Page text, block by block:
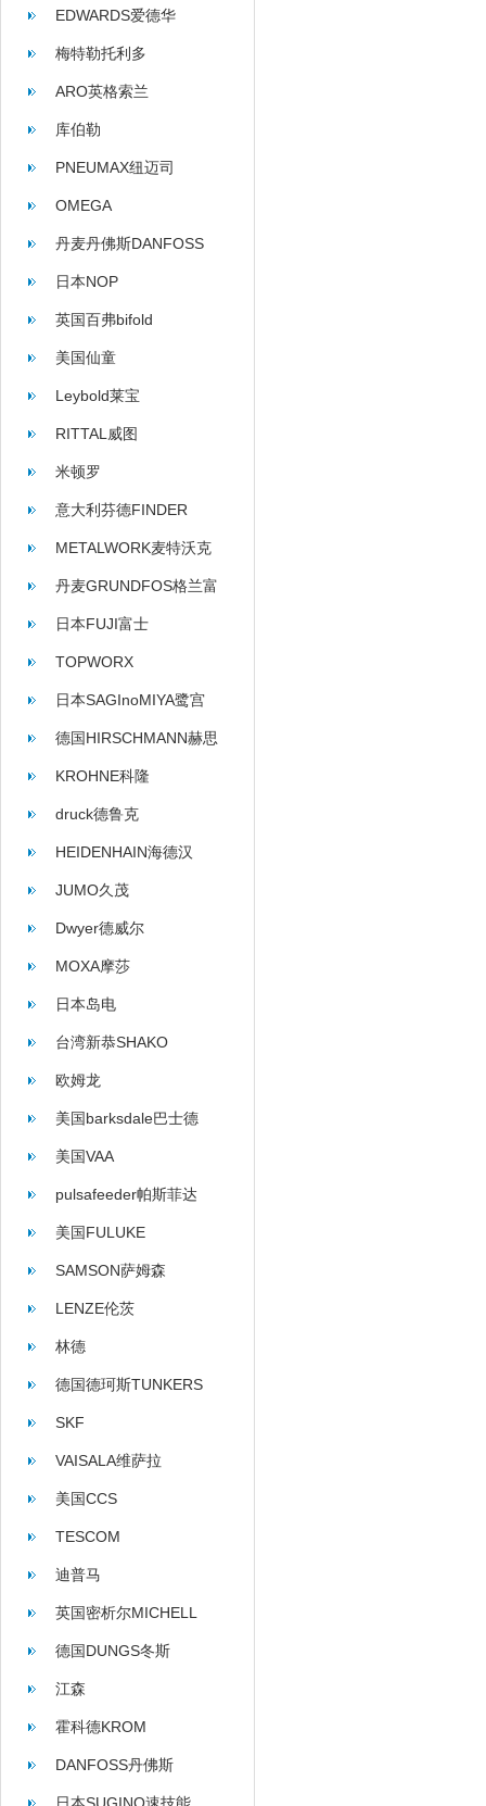
EDWARDS爱德华
梅特勒托利多
ARO英格索兰
库伯勒
PNEUMAX纽迈司
OMEGA
丹麦丹佛斯DANFOSS
日本NOP
英国百弗bifold
美国仙童
Leybold莱宝
RITTAL威图
米顿罗
意大利芬德FINDER
METALWORK麦特沃克
丹麦GRUNDFOS格兰富
日本FUJI富士
TOPWORX
日本SAGInoMIYA鹭宫
德国HIRSCHMANN赫思
曼
KROHNE科隆
druck德鲁克
HEIDENHAIN海德汉
JUMO久茂
Dwyer德威尔
MOXA摩莎
日本岛电
台湾新恭SHAKO
欧姆龙
美国barksdale巴士德
美国VAA
pulsafeeder帕斯菲达
美国FULUKE
SAMSON萨姆森
LENZE伦茨
林德
德国德珂斯TUNKERS
SKF
VAISALA维萨拉
美国CCS
TESCOM
迪普马
英国密析尔MICHELL
德国DUNGS冬斯
江森
霍科德KROM
DANFOSS丹佛斯